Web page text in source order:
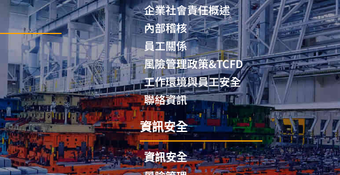
企業社會責任概述
內部稽核
員工關係
風險管理政策&TCFD
工作環境與員工安全
聯絡資訊
資訊安全
資訊安全